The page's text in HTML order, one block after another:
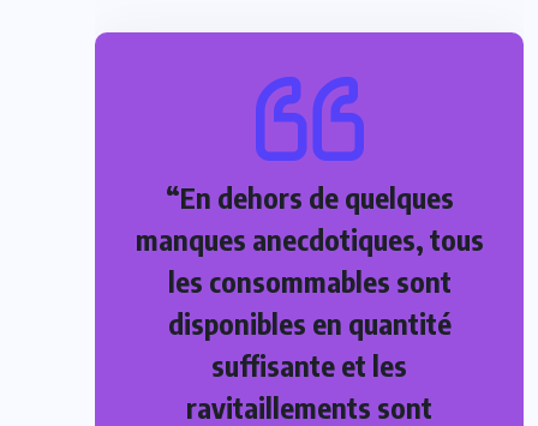
“En dehors de quelques
manques anecdotiques, tous
les consommables sont
disponibles en quantité
suffisante et les
ravitaillements sont